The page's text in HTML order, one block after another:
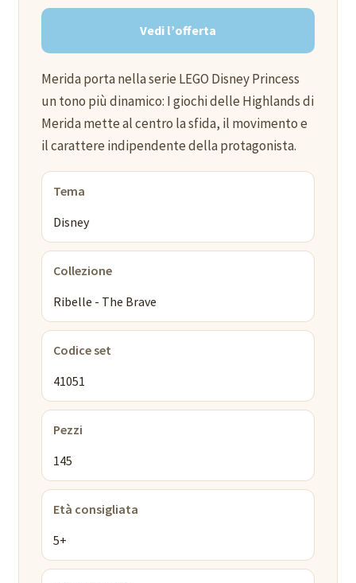
Vedi l’offerta
Merida porta nella serie LEGO Disney Princess
un tono più dinamico: I giochi delle Highlands di
Merida mette al centro la sfida, il movimento e
il carattere indipendente della protagonista.
Tema
Disney
Collezione
Ribelle - The Brave
Codice set
41051
Pezzi
145
Età consigliata
5+